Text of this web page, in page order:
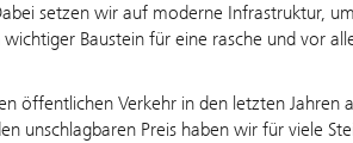
setzen wir auf moderne Infrastruktur,
Baustein für eine rasche und vor
öffentlichen Verkehr in den letzten Jahren
unschlagbaren Preis haben wir für viele